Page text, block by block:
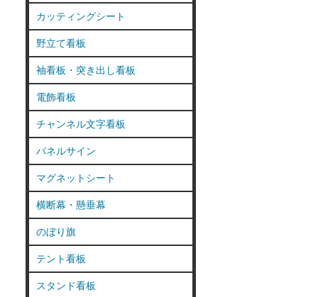
カッティングシート
野立て看板
袖看板・突き出し看板
電飾看板
チャンネル文字看板
パネルサイン
マグネットシート
横断幕・懸垂幕
のぼり旗
テント看板
スタンド看板